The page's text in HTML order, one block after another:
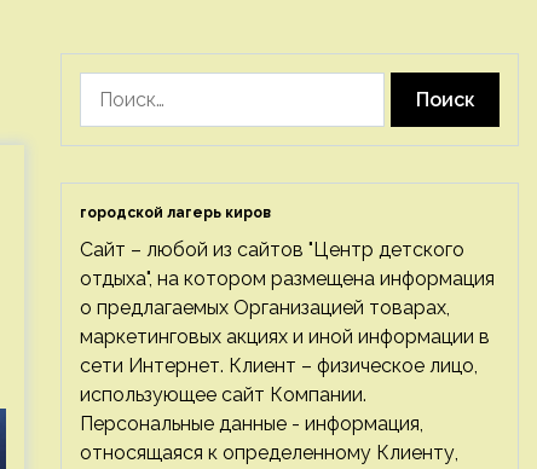
городской лагерь киров
Сайт – любой из сайтов "Центр детского
отдыха", на котором размещена информация
о предлагаемых Организацией товарах,
маркетинговых акциях и иной информации в
сети Интернет. Клиент – физическое лицо,
использующее сайт Компании.
Персональные данные - информация,
относящаяся к определенному Клиенту,